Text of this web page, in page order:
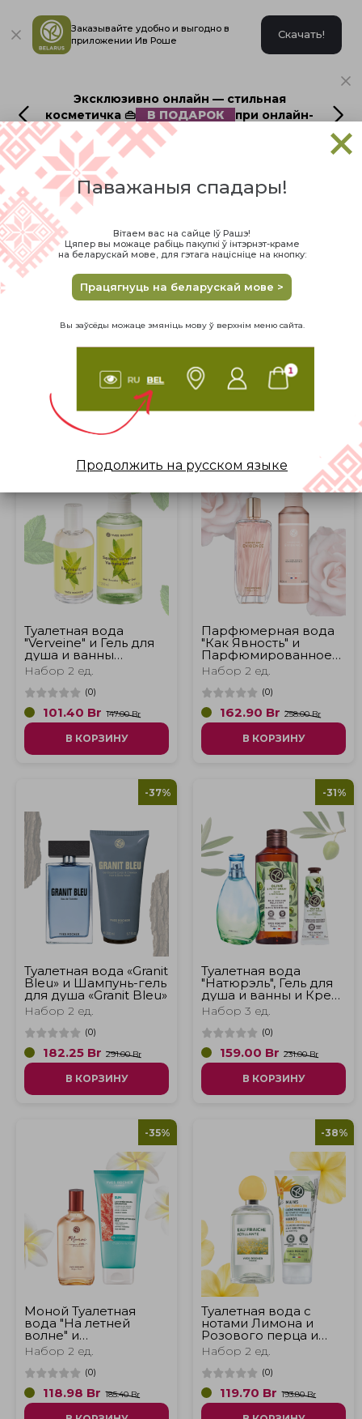
Заказывайте удобно и выгодно в
приложении Ив Роше
Скачать!
Эксклюзивно онлайн — стильная
косметичка 👜
В ПОДАРОК
при онлайн-
заказе до 16 августа
Главная
🎁Идеи подарков
Найдено продуктов:39
ДОБАВЛЕННЫЕ
От 7 Br до 324 Br СБРОСИТЬ
Туалетная вода
"Verveine" и Гель для
душа и ванны
"VERVEINE"
Набор 2 ед.
(0)
101.40 Br 147.00 Br
В КОРЗИНУ
-36%
Парфюмерная вода
"Как Явность" и
Парфюмированное
молочко для тела
COMME UNE
EVIDENCE
Набор 2 ед.
(0)
162.90 Br 258.00 Br
В КОРЗИНУ
-37%
Туалетная вода «Granit
Bleu» и Шампунь-гель
для душа «Granit Bleu»
Набор 2 ед.
(0)
182.25 Br 291.00 Br
В КОРЗИНУ
-31%
Туалетная вода
"Натюрэль", Гель для
душа и ванны и Крем
для рук "Олива и
Петигрен"
Набор 3 ед.
(0)
159.00 Br 231.00 Br
В КОРЗИНУ
-35%
Моной Туалетная
вода "На летней
волне" и
Восстанавливающее
молочко после загара
Набор 2 ед.
(0)
118.98 Br 185.40 Br
-38%
Туалетная вода с
нотами Лимона и
Розового перца и
Очищающий и
увлажняющий крем
для рук 2 в 1
Набор 2 ед.
(0)
119.70 Br 193.80 Br
Паважаныя спадары!
Вітаем вас на сайце Іў Рашэ!
Цяпер вы можаце рабіць пакупкі ў інтэрнэт-краме
на беларускай мове, для гэтага націсніце на кнопку:
Працягнуць на беларускай мове >
Вы заўсёды можаце змяніць мову ў верхнім меню сайта.
Продолжить на русском языке